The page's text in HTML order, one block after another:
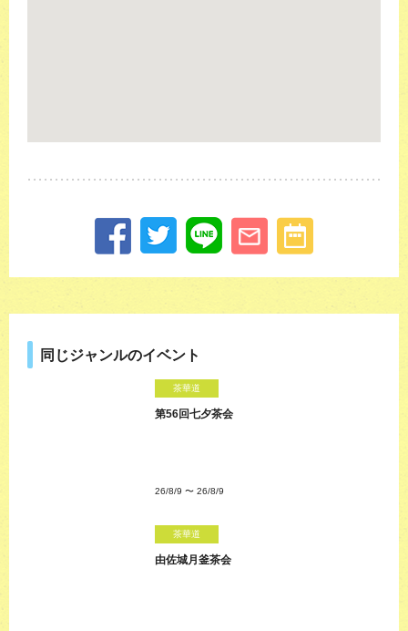
同じジャンルのイベント
茶華道
第56回七夕茶会
26/8/9 〜 26/8/9
茶華道
由佐城月釜茶会